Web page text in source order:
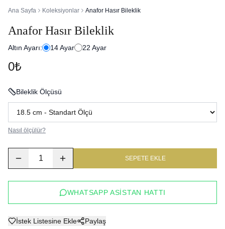
Ana Sayfa Koleksiyonlar Anafor Hasır Bileklik
Anafor Hasır Bileklik
Altın Ayarı: 14Ayar 22 Ayar
0₺
Bileklik Ölçüsü
Nasıl ölçülür?
1 SEPETE EKLE
WHATSAPP ASISTAN HATTI
İstek Listesine Ekle Paylaş